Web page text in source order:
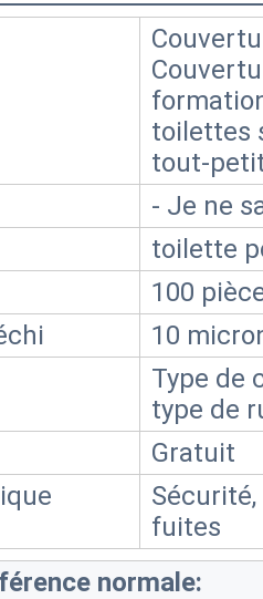
toilettes
tout-
- Je ne
toilette
100
10
Type de
type de
Gratuit
fuites
normale: